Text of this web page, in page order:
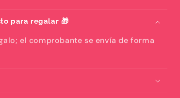
para regalar 🎁
el comprobante se envía de forma